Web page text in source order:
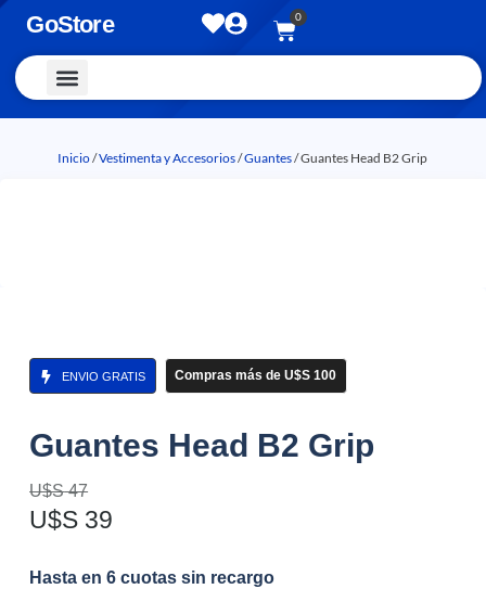
GoStore 0
Inicio/Vestimenta y Accesorios/Guantes/ Guantes Head B2 Grip
ENVIO GRATIS Compras más de U$S 100
Guantes Head B2 Grip
U$S47
U$S 39
Hasta en 6 cuotas sin recargo